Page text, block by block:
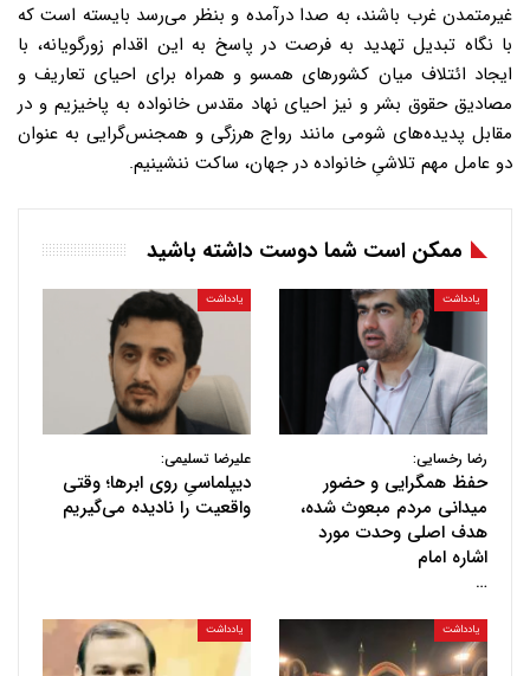
غیرمتمدن غرب باشند، به صدا درآمده و بنظر می‌رسد بایسته است که
با نگاه تبدیل تهدید به فرصت در پاسخ به این اقدام زورگویانه، با
ایجاد ائتلاف‌ میان کشورهای همسو و همراه برای احیای تعاریف و
مصادیق حقوق بشر و نیز احیای نهاد مقدس خانواده به پاخیزیم و در
مقابل پدیده‌های شومی مانند رواج هرزگی و همجنس‌گرایی به عنوان
دو عامل مهم تلاشیِ خانواده در جهان، ساکت ننشینیم.
ممکن است شما دوست داشته باشید
یادداشت
رضا رخسایی:
حفظ همگرایی و حضور
میدانی مردم مبعوث شده،
هدف اصلی وحدت مورد
اشاره امام
…
یادداشت
علیرضا تسلیمی:
دیپلماسیِ روی ابرها؛ وقتی
واقعیت را نادیده می‌گیریم
یادداشت یادداشت